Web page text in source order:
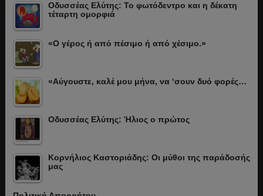
Οδυσσέας Ελύτης: Το φωτόδεντρο και η δέκατη
τέταρτη ομορφιά
«Ο γέρος ή από πέσιμο ή από χέσιμο.»
«Αύγουστε, καλέ μου μήνα, να ‘σουν δυό φορές…
Οδυσσέας Ελύτης: Ήλιος ο πρώτος
Κορνήλιος Καστοριάδης: Οι μύθοι της παράδοσής
μας